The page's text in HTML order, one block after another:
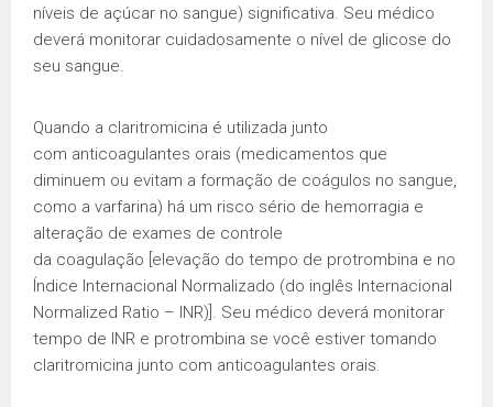
níveis de açúcar no sangue) significativa. Seu médico
deverá monitorar cuidadosamente o nível de glicose do
seu sangue.
Quando a claritromicina é utilizada junto
com anticoagulantes orais (medicamentos que
diminuem ou evitam a formação de coágulos no sangue,
como a varfarina) há um risco sério de hemorragia e
alteração de exames de controle
da coagulação [elevação do tempo de protrombina e no
Índice Internacional Normalizado (do inglês Internacional
Normalized Ratio – INR)]. Seu médico deverá monitorar
tempo de INR e protrombina se você estiver tomando
claritromicina junto com anticoagulantes orais.